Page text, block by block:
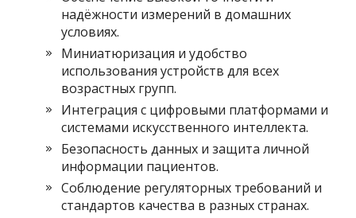
надёжности измерений в домашних
условиях.
Миниатюризация и удобство
использования устройств для всех
возрастных групп.
Интеграция с цифровыми платформами и
системами искусственного интеллекта.
Безопасность данных и защита личной
информации пациентов.
Соблюдение регуляторных требований и
стандартов качества в разных странах.